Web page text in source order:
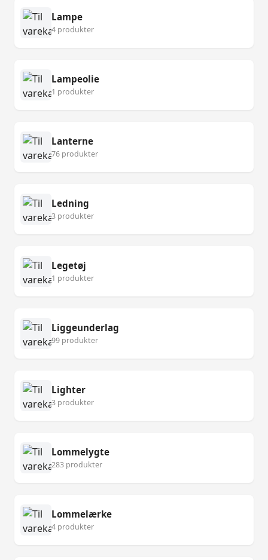
Lampe
4 produkter
Lampeolie
1 produkter
Lanterne
76 produkter
Ledning
3 produkter
Legetøj
1 produkter
Liggeunderlag
99 produkter
Lighter
3 produkter
Lommelygte
283 produkter
Lommelærke
4 produkter